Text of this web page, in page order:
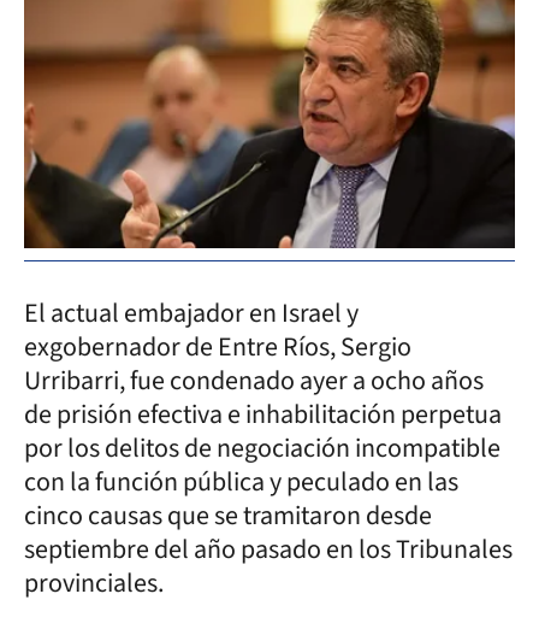
El actual embajador en Israel y
exgobernador de Entre Ríos, Sergio
Urribarri, fue condenado ayer a ocho años
de prisión efectiva e inhabilitación perpetua
por los delitos de negociación incompatible
con la función pública y peculado en las
cinco causas que se tramitaron desde
septiembre del año pasado en los Tribunales
provinciales.